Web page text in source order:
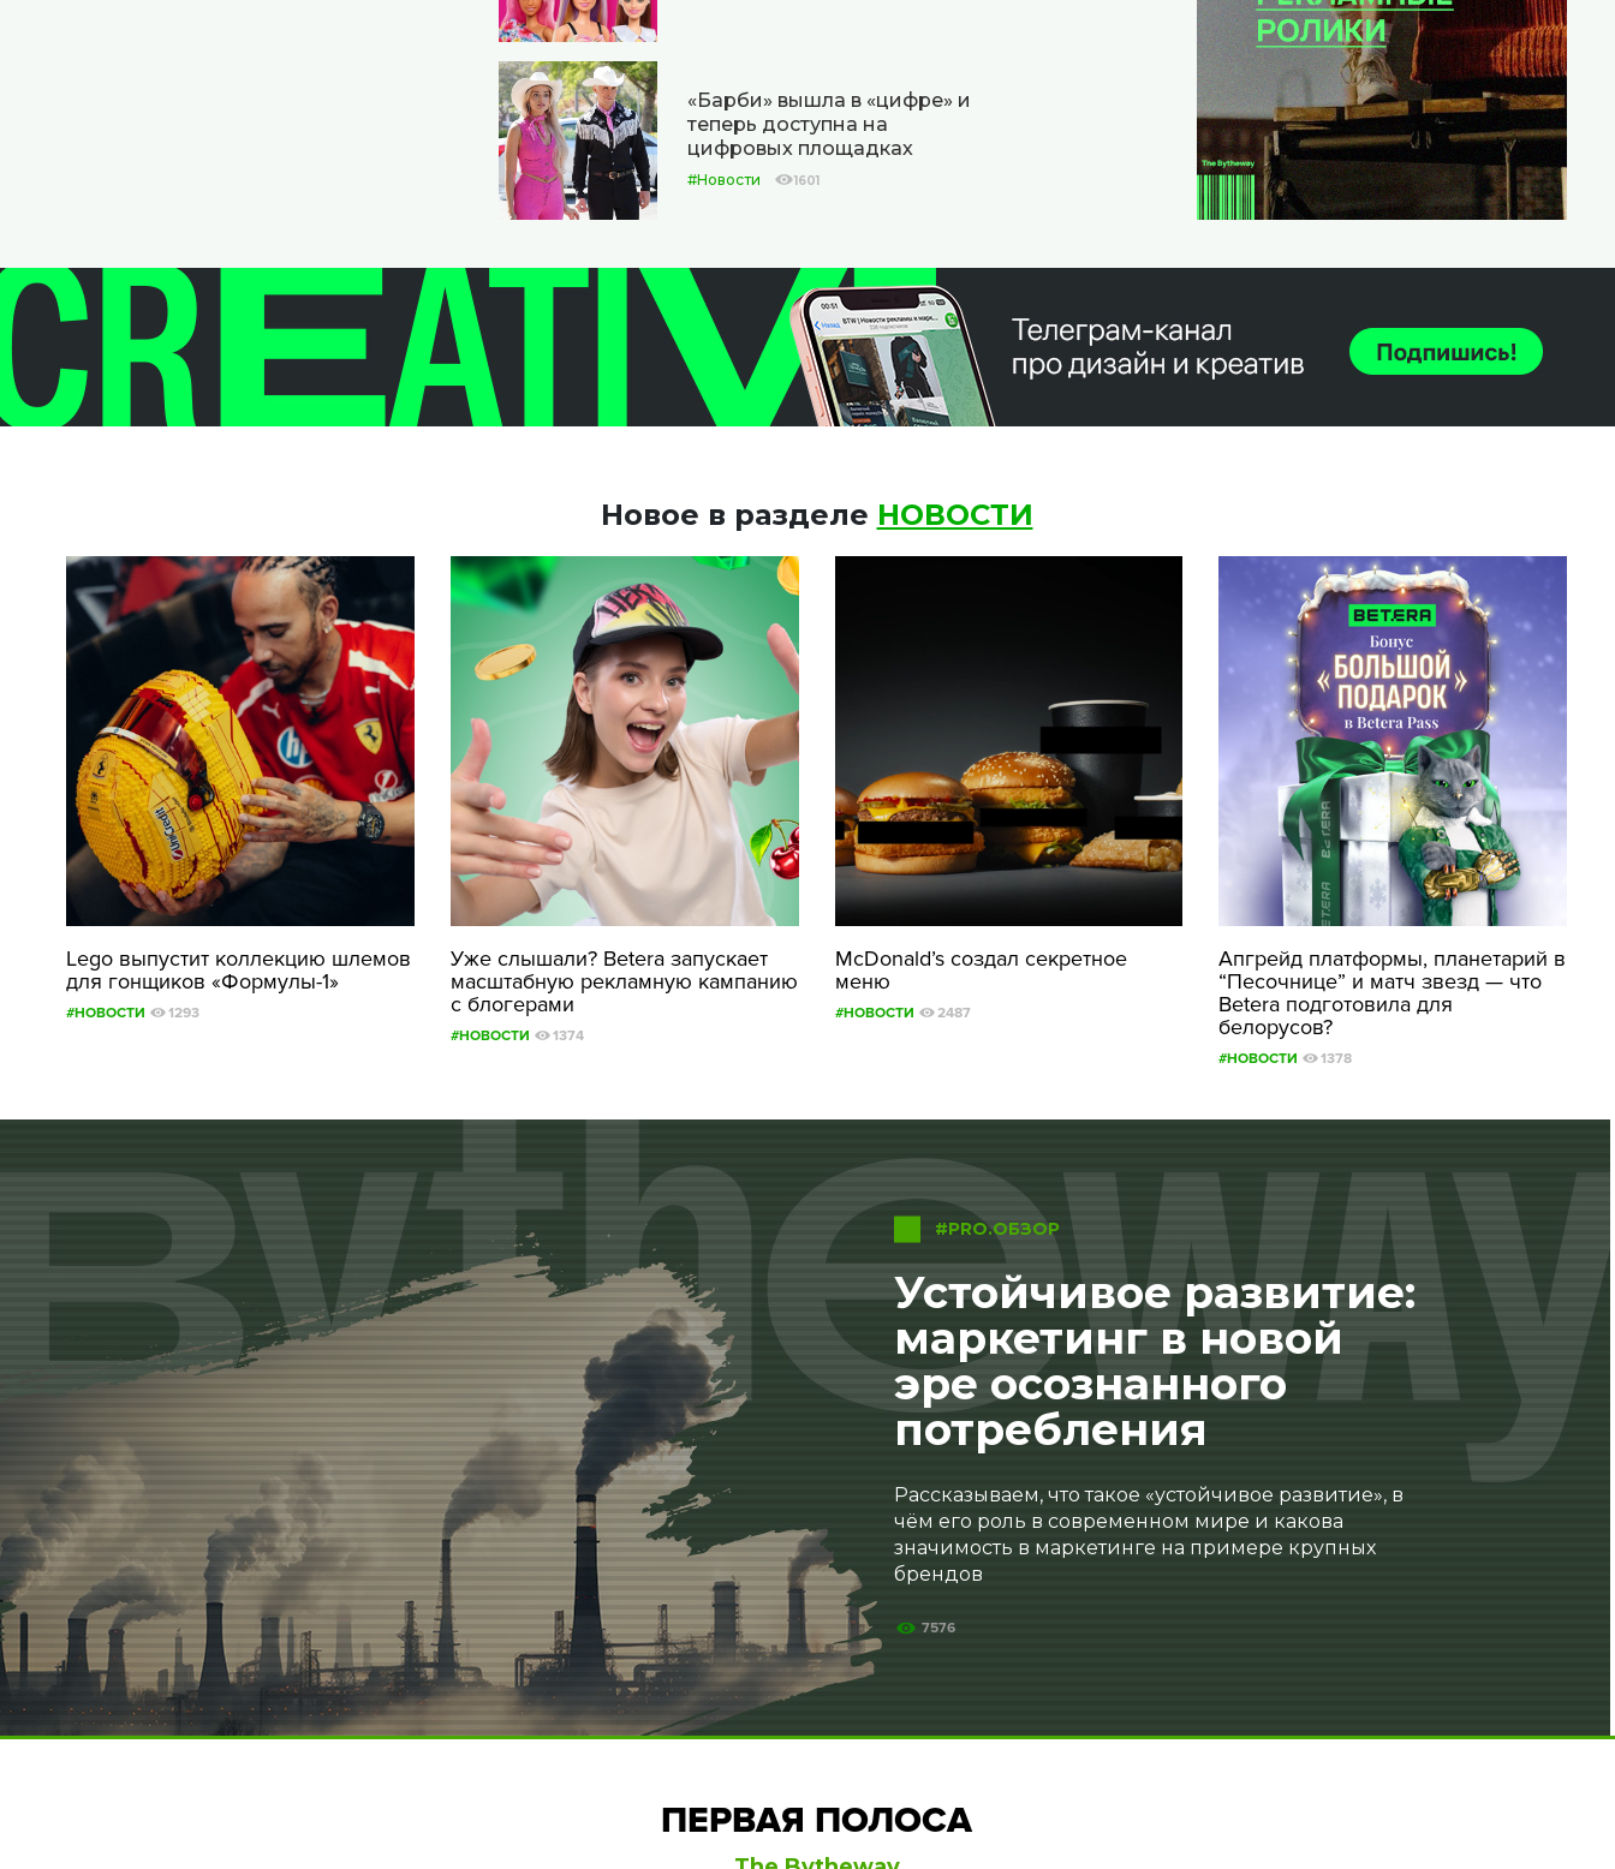
«Барби» вышла в «цифре» и
теперь доступна на
цифровых площадках
#Новости 1601
Новое в разделе НОВОСТИ
Lego выпустит коллекцию шлемов
для гонщиков «Формулы-1»
#НОВОСТИ 1293
Уже слышали? Betera запускает
масштабную рекламную кампанию
с блогерами
#НОВОСТИ 1374
McDonald’s создал секретное
меню
#НОВОСТИ 2487
Апгрейд платформы, планетарий в
“Песочнице” и матч звезд — что
Betera подготовила для
белорусов?
#НОВОСТИ 1378
#PRO.ОБЗОР
Устойчивое развитие:
маркетинг в новой
эре осознанного
потребления
Рассказываем, что такое «устойчивое развитие», в
чём его роль в современном мире и какова
значимость в маркетинге на примере крупных
брендов
7576
ПЕРВАЯ ПОЛОСА